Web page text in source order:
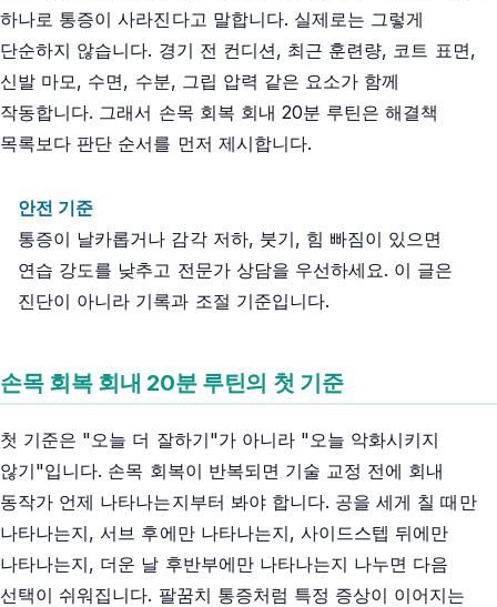
하나로 통증이 사라진다고 말합니다. 실제로는 그렇게
단순하지 않습니다. 경기 전 컨디션, 최근 훈련량, 코트 표면,
신발 마모, 수면, 수분, 그립 압력 같은 요소가 함께
작동합니다. 그래서 손목 회복 회내 20분 루틴은 해결책
목록보다 판단 순서를 먼저 제시합니다.
안전 기준
통증이 날카롭거나 감각 저하, 붓기, 힘 빠짐이 있으면
연습 강도를 낮추고 전문가 상담을 우선하세요. 이 글은
진단이 아니라 기록과 조절 기준입니다.
손목 회복 회내 20분 루틴의 첫 기준
첫 기준은 "오늘 더 잘하기"가 아니라 "오늘 악화시키지
않기"입니다. 손목 회복이 반복되면 기술 교정 전에 회내
동작가 언제 나타나는지부터 봐야 합니다. 공을 세게 칠 때만
나타나는지, 서브 후에만 나타나는지, 사이드스텝 뒤에만
나타나는지, 더운 날 후반부에만 나타나는지 나누면 다음
선택이 쉬워집니다. 팔꿈치 통증처럼 특정 증상이 이어지는